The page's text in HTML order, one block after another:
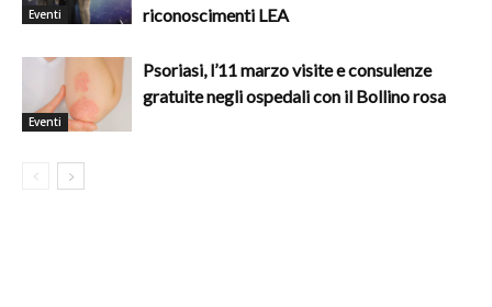
Eventi
riconoscimenti LEA
Eventi
Psoriasi, l’11 marzo visite e consulenze
gratuite negli ospedali con il Bollino rosa